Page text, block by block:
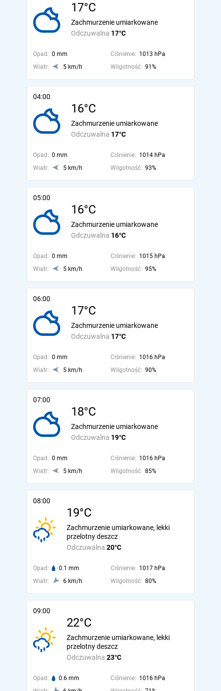
17°C
Odczuwalna 17°C
Zachmurzenie umiarkowane
Opad: 0 mm Ciśnienie: 1013 hPa
Wiatr:
5 km/h Wilgotność: 91%
04:00
16°C
Odczuwalna 17°C
Zachmurzenie umiarkowane
Opad: 0 mm Ciśnienie: 1014 hPa
Wiatr:
5 km/h Wilgotność: 93%
05:00
16°C
Odczuwalna 16°C
Zachmurzenie umiarkowane
Opad: 0 mm Ciśnienie: 1015 hPa
Wiatr:
5 km/h Wilgotność: 95%
06:00
17°C
Odczuwalna 17°C
Zachmurzenie umiarkowane
Opad: 0 mm Ciśnienie: 1016 hPa
Wiatr:
5 km/h Wilgotność: 90%
07:00
18°C
Odczuwalna 19°C
Zachmurzenie umiarkowane
Opad: 0 mm Ciśnienie: 1016 hPa
Wiatr:
5 km/h Wilgotność: 85%
08:00
19°C
Odczuwalna 20°C
Zachmurzenie umiarkowane, lekki
przelotny deszcz
Opad: 0.1 mm Ciśnienie: 1017 hPa
Wiatr:
6 km/h Wilgotność: 80%
09:00
22°C
Odczuwalna 23°C
Zachmurzenie umiarkowane, lekki
przelotny deszcz
Opad: 0.6 mm Ciśnienie: 1016 hPa